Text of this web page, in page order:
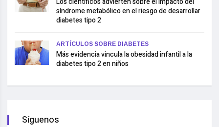
síndrome metabólico en el riesgo de desarrollar
diabetes tipo 2
ARTÍCULOS SOBRE DIABETES
Más evidencia vincula la obesidad infantil a la
diabetes tipo 2 en niños
Síguenos